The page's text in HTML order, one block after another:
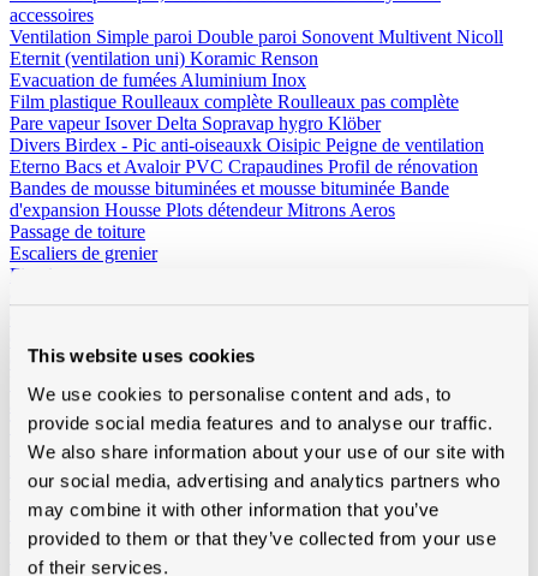
This website uses cookies
We use cookies to personalise content and ads, to
provide social media features and to analyse our traffic.
We also share information about your use of our site with
our social media, advertising and analytics partners who
may combine it with other information that you’ve
provided to them or that they’ve collected from your use
of their services.
accessoires
Ventilation Simple paroi Double paroi Sonovent Multivent Nicoll
Eternit (ventilation uni) Koramic Renson
Evacuation de fumées Aluminium Inox
Film plastique Roulleaux complète Roulleaux pas complète
Pare vapeurIsoverDelta Sopravap hygro Klöber
Divers Birdex - Pic anti-oiseauxk Oisipic Peigne de ventilation
Eterno Bacs et Avaloir PVC Crapaudines Profil de rénovation
Bandes de mousse bituminées et mousse bituminée Bande
d'expansion Housse Plots détendeurMitrons Aeros
Passage de toiture
Escaliers de grenier
Fixation
Crochets à agraferInoxCuivre
Vis Vis et vis spengler Vis montage rapide Vis autoradeuse
autofordeurTirefonds et accessoires CapuchonFixation méchanique
Tige alu, écrou, rondelleInox vis torxRectifixBorgh et variante
SpaxFischer et varianteSpit bouchonsPGB (Pennoit)Solid John
Fil en cuivre Crochets et accessoires Autres
Outillage et vêtements
OutillageBeltracyBorghBoschButterstoneDistripaints
GalicoLaseto LedentLeuco Lismont MakitaMarcovisPaslodeProf
Praxis
Rapid Salco Sievert